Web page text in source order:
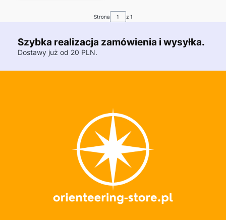
Strona z 1
Szybka realizacja zamówienia i wysyłka.
Dostawy już od 20 PLN.